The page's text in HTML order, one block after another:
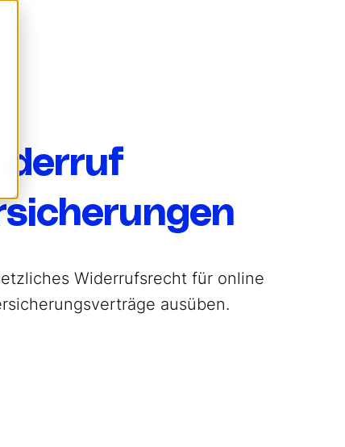
Widerrufsrecht für online
ausüben.